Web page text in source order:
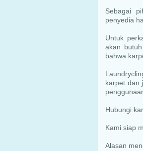
Sebagai
penyedia
Untuk
akan
bahwa
karpet dan
Hubungi
Kami siap
Alasan